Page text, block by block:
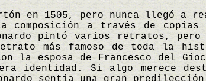
en 1505, pero nunca llegó
a través de copias
pintó varios retratos,
más famoso de toda la
esposa de Francesco del
identidad. Si algo merece